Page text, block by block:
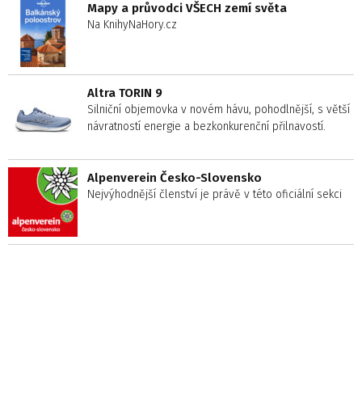
Mapy a průvodci VŠECH zemí světa
Na KnihyNaHory.cz
Altra TORIN 9
Silniční objemovka v novém hávu, pohodlnější, s větší
návratností energie a bezkonkurenční přilnavostí.
Alpenverein Česko-Slovensko
Nejvýhodnější členství je právě v této oficiální sekci